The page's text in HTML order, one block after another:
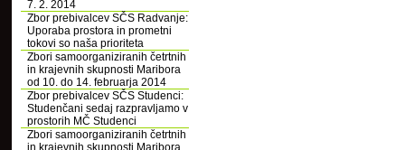
7. 2. 2014
Zbor prebivalcev SČS Radvanje:
Uporaba prostora in prometni
tokovi so naša prioriteta
Zbori samoorganiziranih četrtnih
in krajevnih skupnosti Maribora
od 10. do 14. februarja 2014
Zbor prebivalcev SČS Studenci:
Studenčani sedaj razpravljamo v
prostorih MČ Studenci
Zbori samoorganiziranih četrtnih
in krajevnih skupnosti Maribora